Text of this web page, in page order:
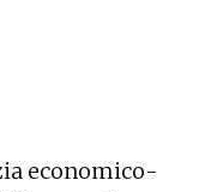
economico-